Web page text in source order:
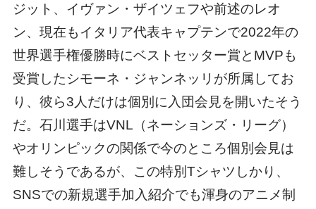
ジット、イヴァン・ザイツェフや前述のレオ
ン、現在もイタリア代表キャプテンで2022年の
世界選手権優勝時にベストセッター賞とMVPも
受賞したシモーネ・ジャンネッリが所属してお
り、彼ら3人だけは個別に入団会見を開いたそう
だ。石川選手はVNL（ネーションズ・リーグ）
やオリンピックの関係で今のところ個別会見は
難しそうであるが、この特別Tシャツしかり、
SNSでの新規選手加入紹介でも渾身のアニメ制